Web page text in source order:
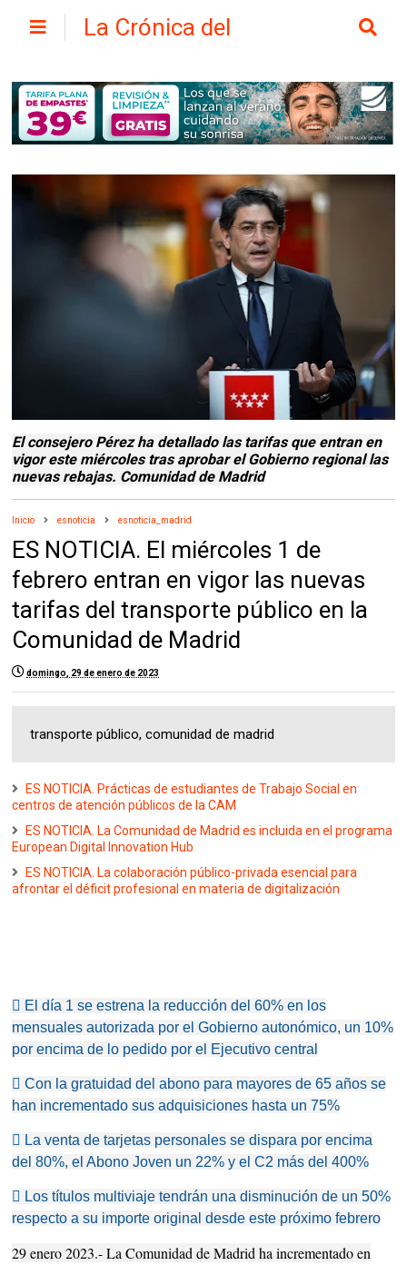
La Crónica del
El consejero Pérez ha detallado las tarifas que entran en
vigor este miércoles tras aprobar el Gobierno regional las
nuevas rebajas. Comunidad de Madrid
Inicio esnoticia esnoticia_madrid
ES NOTICIA. El miércoles 1 de
febrero entran en vigor las nuevas
tarifas del transporte público en la
Comunidad de Madrid
domingo, 29 de enero de 2023
transporte público, comunidad de madrid
ES NOTICIA. Prácticas de estudiantes de Trabajo Social en
centros de atención públicos de la CAM
ES NOTICIA. La Comunidad de Madrid es incluida en el programa
European Digital Innovation Hub
ES NOTICIA. La colaboración público-privada esencial para
afrontar el déficit profesional en materia de digitalización
 El día 1 se estrena la reducción del 60% en los
mensuales autorizada por el Gobierno autonómico, un 10%
por encima de lo pedido por el Ejecutivo central
 Con la gratuidad del abono para mayores de 65 años se
han incrementado sus adquisiciones hasta un 75%
 La venta de tarjetas personales se dispara por encima
del 80%, el Abono Joven un 22% y el C2 más del 400%
 Los títulos multiviaje tendrán una disminución de un 50%
respecto a su importe original desde este próximo febrero
29 enero 2023.- La Comunidad de Madrid ha incrementado en